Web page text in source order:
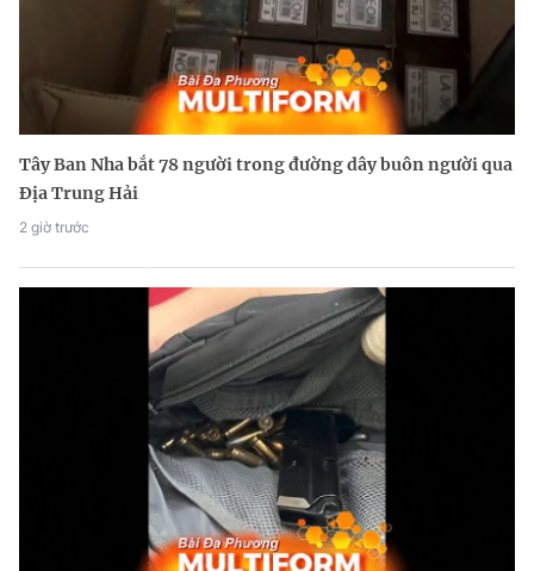
Tây Ban Nha bắt 78 người trong đường dây buôn người qua
Địa Trung Hải
2 giờ trước